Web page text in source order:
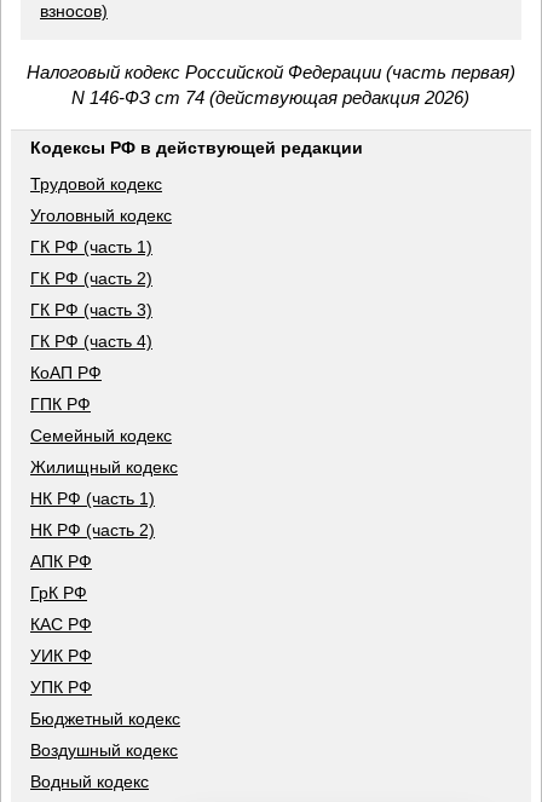
взносов)
Налоговый кодекс Российской Федерации (часть первая)
N 146-ФЗ ст 74 (действующая редакция 2026)
Кодексы РФ в действующей редакции
Трудовой кодекс
Уголовный кодекс
ГК РФ (часть 1)
ГК РФ (часть 2)
ГК РФ (часть 3)
ГК РФ (часть 4)
КоАП РФ
ГПК РФ
Семейный кодекс
Жилищный кодекс
НК РФ (часть 1)
НК РФ (часть 2)
АПК РФ
ГрК РФ
КАС РФ
УИК РФ
УПК РФ
Бюджетный кодекс
Воздушный кодекс
Водный кодекс